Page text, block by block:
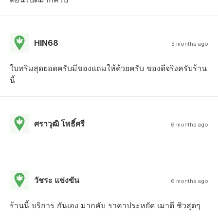
HIN68 5 months ago
ใบทริมสุดยอดครับมีของแถมให้ด้วยครับ ของดีจริงครับร้าน
นี้
ศราวุฒิ โพธิ์ศรี 6 months ago
วัชระ แข่งขัน 6 months ago
ร้านนี้ บริการ กันเอง มากคับ ราคาประหยัด เมาดี ชิวสุดๆ